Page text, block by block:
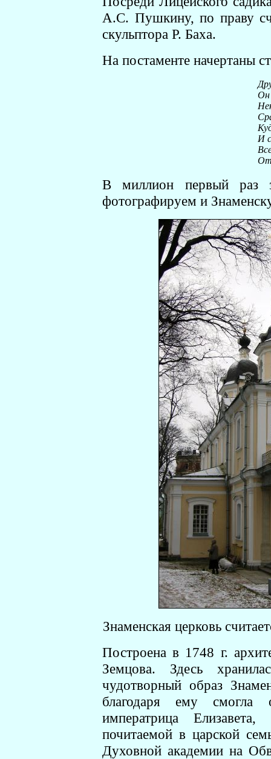
А.С. Пушкину, по праву
скульптора Р. Баха.
На постаменте начертаны
Он
И
В миллион первый раз
фотографируем и
Знаменская церковь
Построена в 1748 г.
Земцова. Здесь
чудотворный образ
благодаря ему смогла
императрица
почитаемой в царской
Духовной академии на